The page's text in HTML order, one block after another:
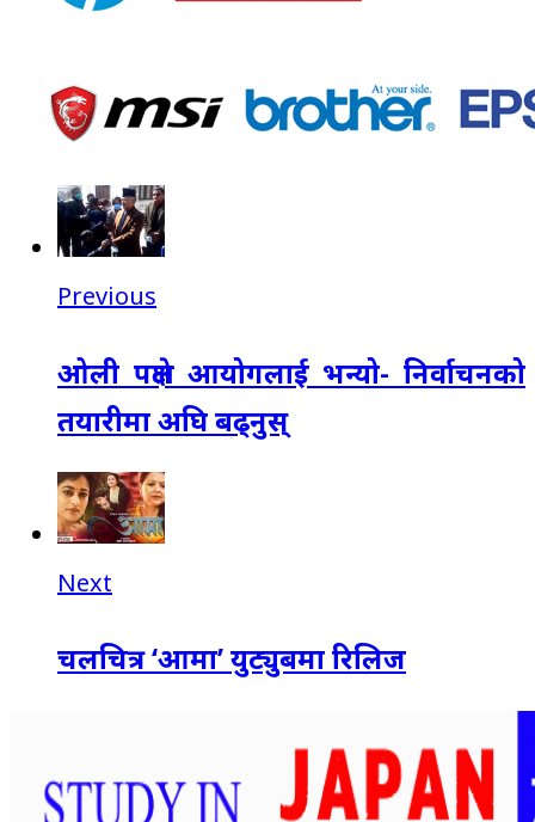
Previous
ओली पक्षले आयोगलाई भन्यो- निर्वाचनको
तयारीमा अघि बढ्नुस्
Next
चलचित्र ‘आमा’ युट्युबमा रिलिज